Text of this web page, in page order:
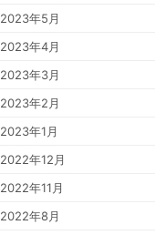
2023年5月
2023年4月
2023年3月
2023年2月
2023年1月
2022年12月
2022年11月
2022年8月